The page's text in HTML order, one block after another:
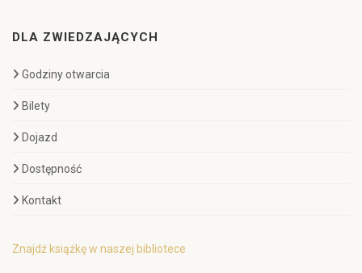
DLA ZWIEDZAJĄCYCH
Godziny otwarcia
Bilety
Dojazd
Dostępność
Kontakt
Znajdź książkę w naszej bibliotece